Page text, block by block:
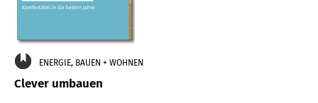
ENERGIE, BAUEN + WOHNEN
Clever umbauen